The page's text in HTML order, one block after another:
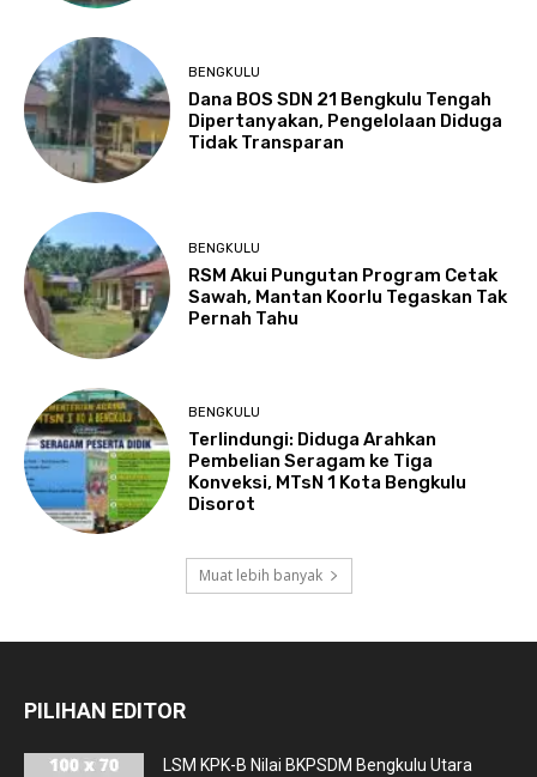
BENGKULU
Dana BOS SDN 21 Bengkulu Tengah
Dipertanyakan, Pengelolaan Diduga
Tidak Transparan
BENGKULU
RSM Akui Pungutan Program Cetak
Sawah, Mantan Koorlu Tegaskan Tak
Pernah Tahu
BENGKULU
Terlindungi: Diduga Arahkan
Pembelian Seragam ke Tiga
Konveksi, MTsN 1 Kota Bengkulu
Disorot
Muat lebih banyak
PILIHAN EDITOR
LSM KPK-B Nilai BKPSDM Bengkulu Utara